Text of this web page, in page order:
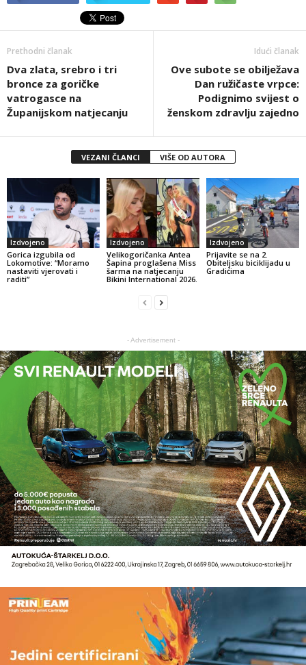
Prethodni članak
Dva zlata, srebro i tri
bronce za goričke
vatrogasce na
Županijskom natjecanju
Idući članak
Ove subote se obilježava
Dan ružičaste vrpce:
Podignimo svijest o
ženskom zdravlju zajedno
VEZANI ČLANCI VIŠE OD AUTORA
Izdvojeno
Gorica izgubila od
Lokomotive: “Moramo
nastaviti vjerovati i
raditi”
Izdvojeno
Velikogoričanka Antea
Šapina proglašena Miss
šarma na natjecanju
Bikini International 2026.
Izdvojeno
Prijavite se na 2.
Obiteljsku biciklijadu u
Gradićima
- Advertisement -